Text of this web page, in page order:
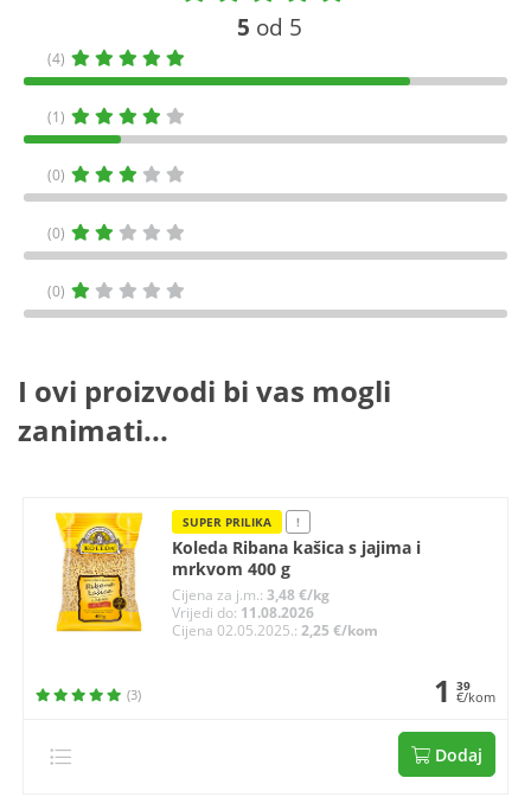
5 od 5
(4)
(1)
(0)
(0)
(0)
I ovi proizvodi bi vas mogli
zanimati...
SUPER PRILIKA !
Koleda Ribana kašica s jajima i
mrkvom 400 g
Cijena za j.m.: 3,48 €/kg
Vrijedi do: 11.08.2026
Cijena 02.05.2025.: 2,25 €/kom
(3) 1 39
€/kom
Dodaj